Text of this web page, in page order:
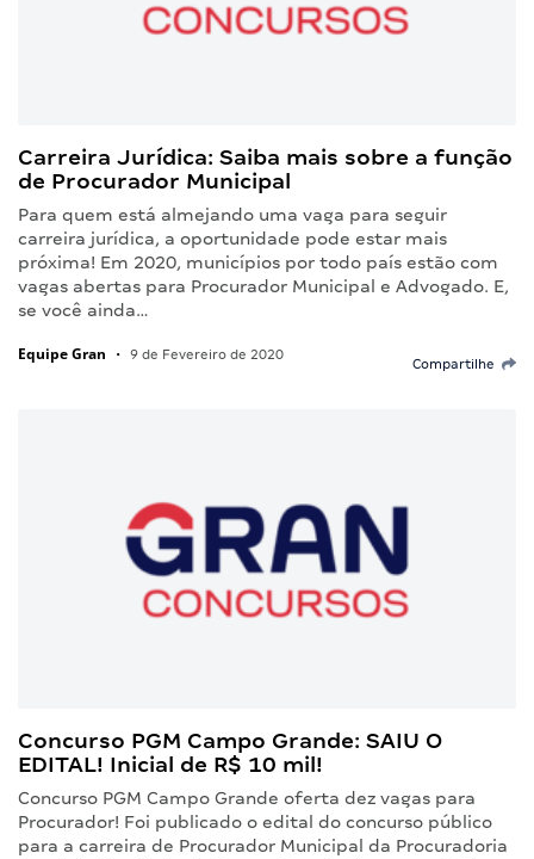
Carreira Jurídica: Saiba mais sobre a função
de Procurador Municipal
Para quem está almejando uma vaga para seguir
carreira jurídica, a oportunidade pode estar mais
próxima! Em 2020, municípios por todo país estão com
vagas abertas para Procurador Municipal e Advogado. E,
se você ainda…
Equipe Gran • 9 de Fevereiro de 2020
Compartilhe
Concurso PGM Campo Grande: SAIU O
EDITAL! Inicial de R$ 10 mil!
Concurso PGM Campo Grande oferta dez vagas para
Procurador! Foi publicado o edital do concurso público
para a carreira de Procurador Municipal da Procuradoria